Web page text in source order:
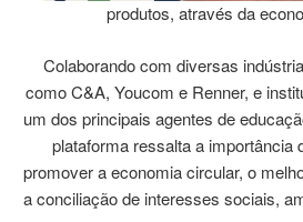
produtos, através da
Colaborando com diversas
como C&A, Youcom e Renner, e
um dos principais agentes de
plataforma ressalta a importância
promover a economia circular, o
a conciliação de interesses sociais,